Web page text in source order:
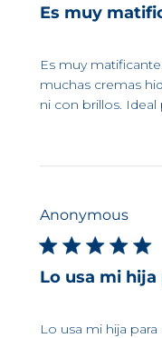
Es muy
Es muy
muchas cremas
ni con brillos. Ideal
Anonymous
Lo usa mi hija
Lo usa mi hija